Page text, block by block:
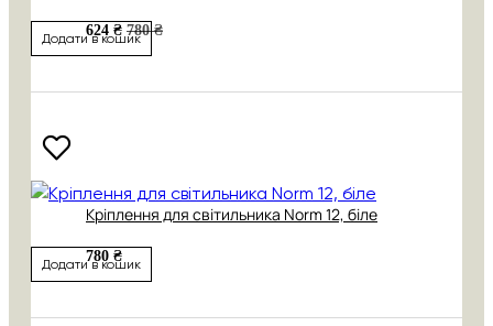
624 ₴ 780 ₴
Додати в кошик
Кріплення для світильника Norm 12, біле
780 ₴
Додати в кошик